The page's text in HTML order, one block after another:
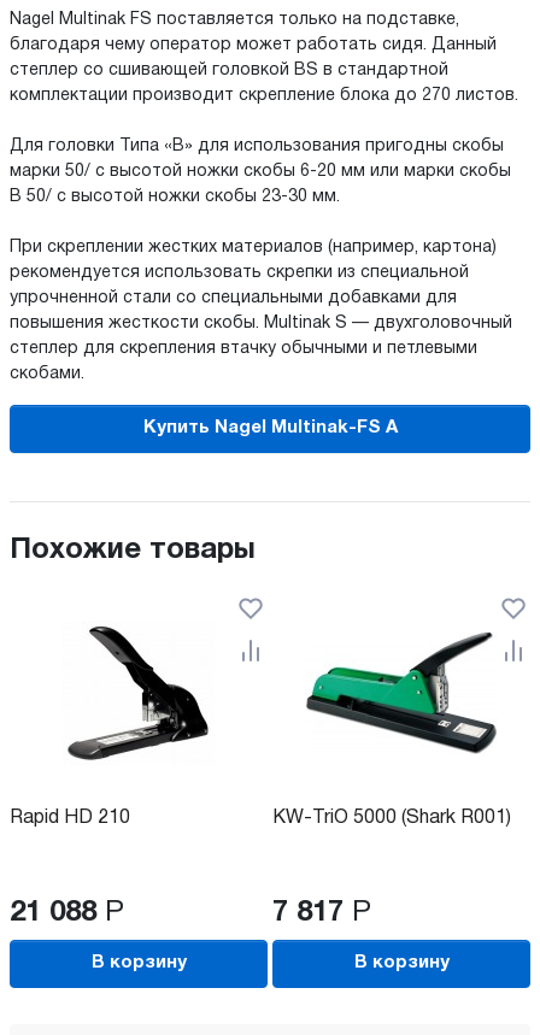
Nagel Multinak FS поставляется только на подставке,
благодаря чему оператор может работать сидя. Данный
степлер со сшивающей головкой BS в стандартной
комплектации производит скрепление блока до 270 листов.
Для головки Типа «В» для использования пригодны скобы
марки 50/ с высотой ножки скобы 6-20 мм или марки скобы
В 50/ с высотой ножки скобы 23-30 мм.
При скреплении жестких материалов (например, картона)
рекомендуется использовать скрепки из специальной
упрочненной стали со специальными добавками для
повышения жесткости скобы. Multinak S — двухголовочный
степлер для скрепления втачку обычными и петлевыми
скобами.
Купить Nagel Multinak-FS A
Похожие товары
Rapid HD 210
21 088 Р
В корзину
KW-TriO 5000 (Shark R001)
7 817 Р
В корзину